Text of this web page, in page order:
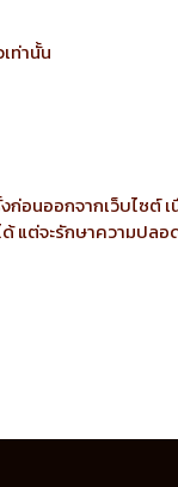
ท่านั้น
นออกจากเว็บไซต์
ต่จะรักษาความปล